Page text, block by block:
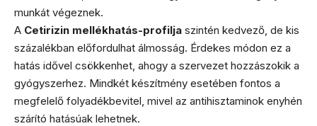
munkát végeznek.
A Cetirizin mellékhatás-profilja szintén kedvező, de kis
százalékban előfordulhat álmosság. Érdekes módon ez a
hatás idővel csökkenhet, ahogy a szervezet hozzászokik a
gyógyszerhez. Mindkét készítmény esetében fontos a
megfelelő folyadékbevitel, mivel az antihisztaminok enyhén
szárító hatásúak lehetnek.